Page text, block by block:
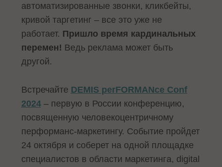
автоматизированные звонки, кликбейты,
кривой таргетинг – все это уже не
работает. Пришло время кардинальных
перемен! Ведь реклама может быть
другой.
Встречайте DEMIS perFORMANce Conf
2024– первую в России конференцию,
посвященную человекоцентричному
перформанс-маркетингу. Событие пройдет
24 октября и соберет на одной площадке
специалистов в области маркетинга, digital